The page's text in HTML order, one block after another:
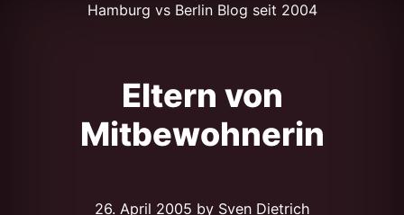
Hamburg vs Berlin Blog seit 2004
Eltern von
Mitbewohnerin
26. April 2005 by Sven Dietrich